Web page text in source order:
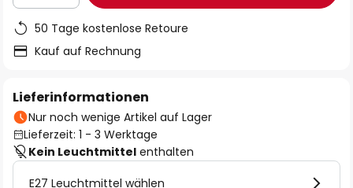
50 Tage kostenlose Retoure
Kauf auf Rechnung
Lieferinformationen
Nur noch wenige Artikel auf Lager
Lieferzeit: 1 - 3 Werktage
Kein Leuchtmittel enthalten
E27 Leuchtmittel wählen